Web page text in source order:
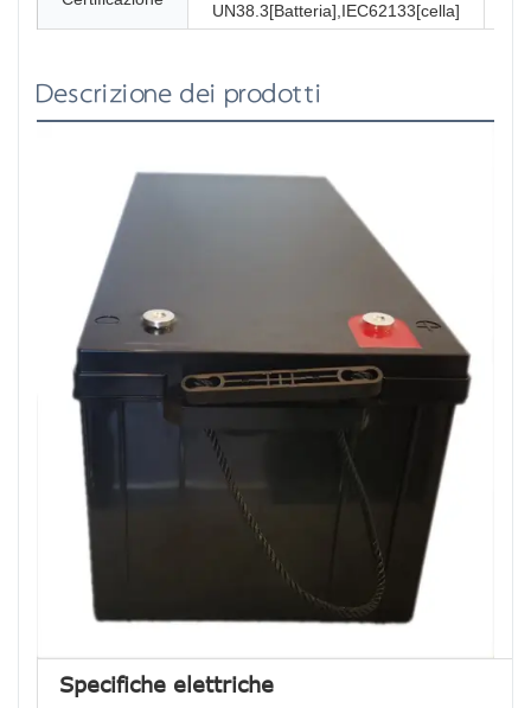
UN38.3[Batteria],IEC62133[cella]
Descrizione dei prodotti
Specifiche elettriche